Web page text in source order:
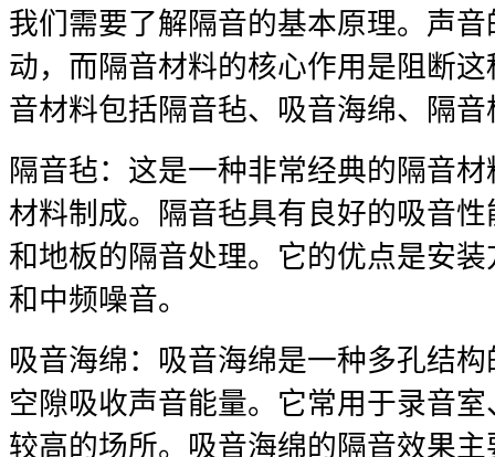
我们需要了解隔音的基本原理。声
动，而隔音材料的核心作用是阻断
音材料包括隔音毡、吸音海绵、隔
隔音毡：这是一种非常经典的隔音
材料制成。隔音毡具有良好的吸音
和地板的隔音处理。它的优点是安
和中频噪音。
吸音海绵：吸音海绵是一种多孔结
空隙吸收声音能量。它常用于录音
较高的场所。吸音海绵的隔音效果